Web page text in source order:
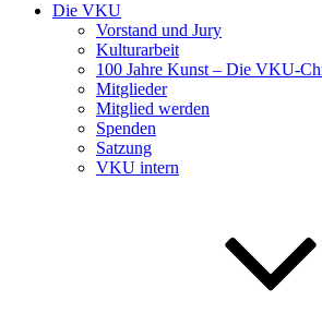
Die VKU
Vorstand und Jury
Kulturarbeit
100 Jahre Kunst – Die VKU-
Mitglieder
Mitglied werden
Spenden
Satzung
VKU intern